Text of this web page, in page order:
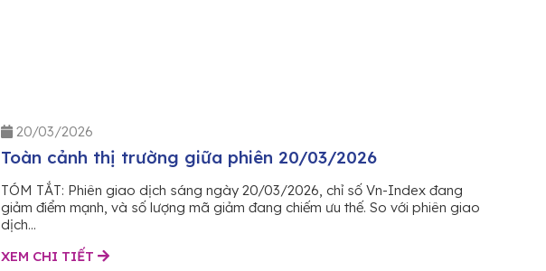
20/03/2026
Toàn cảnh thị trường giữa phiên 20/03/2026
TÓM TẮT: Phiên giao dịch sáng ngày 20/03/2026, chỉ số Vn-Index đang
giảm điểm mạnh, và số lượng mã giảm đang chiếm ưu thế. So với phiên giao
dịch...
XEM CHI TIẾT